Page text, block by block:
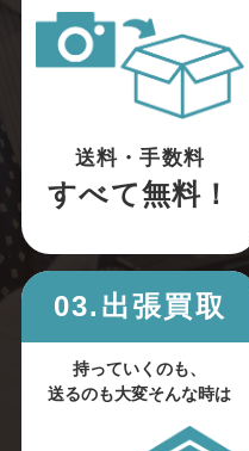
送料・手数料
すべて無料！
03.出張買取
持っていくのも、
送るのも大変そんな時は